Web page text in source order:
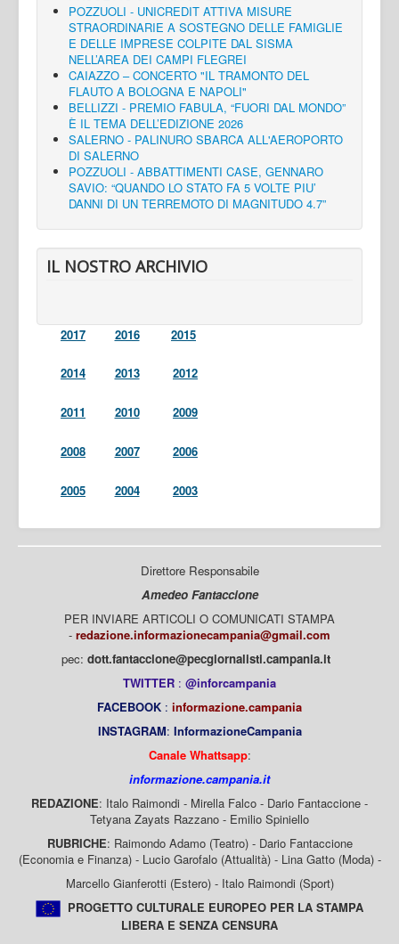
POZZUOLI - UNICREDIT ATTIVA MISURE
STRAORDINARIE A SOSTEGNO DELLE FAMIGLIE
E DELLE IMPRESE COLPITE DAL SISMA
NELL’AREA DEI CAMPI FLEGREI
CAIAZZO – CONCERTO "IL TRAMONTO DEL
FLAUTO A BOLOGNA E NAPOLI"
BELLIZZI - PREMIO FABULA, “FUORI DAL MONDO”
È IL TEMA DELL’EDIZIONE 2026
SALERNO - PALINURO SBARCA ALL'AEROPORTO
DI SALERNO
POZZUOLI - ABBATTIMENTI CASE, GENNARO
SAVIO: “QUANDO LO STATO FA 5 VOLTE PIU’
DANNI DI UN TERREMOTO DI MAGNITUDO 4.7”
IL NOSTRO ARCHIVIO
2017 2016 2015
2014 2013 2012
2011 2010 2009
2008 2007 2006
2005 2004 2003
Direttore Responsabile
Amedeo Fantaccione
PER INVIARE ARTICOLI O COMUNICATI STAMPA
- redazione.informazionecampania@gmail.com
pec: dott.fantaccione@pecgiornalisti.campania.it
TWITTER : @inforcampania
FACEBOOK : informazione.campania
INSTAGRAM: InformazioneCampania
Canale Whattsapp:
informazione.campania.it
REDAZIONE: Italo Raimondi - Mirella Falco - Dario Fantaccione -
Tetyana Zayats Razzano - Emilio Spiniello
RUBRICHE: Raimondo Adamo (Teatro) - Dario Fantaccione
(Economia e Finanza) - Lucio Garofalo (Attualità) - Lina Gatto (Moda) -
Marcello Gianferotti (Estero) - Italo Raimondi (Sport)
PROGETTO CULTURALE EUROPEO PER LA STAMPA
LIBERA E SENZA CENSURA